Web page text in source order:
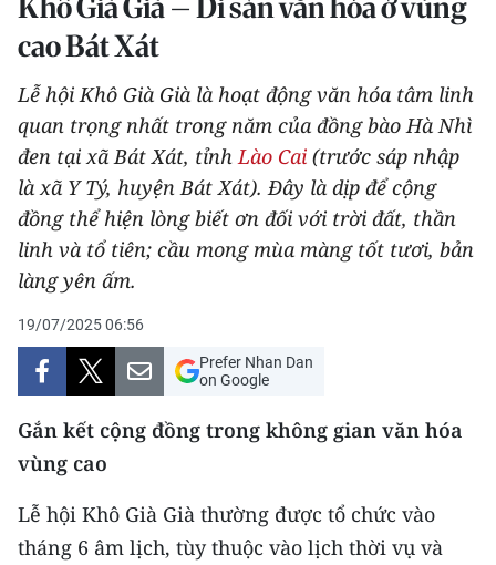
THỂ THAO
GIÁO DỤC
Y TẾ
KHOA HỌC - CÔNG NGHỆ
MÔI TRƯỜNG
BẠN ĐỌC
KIỂM CHỨNG THÔNG TIN
TRI THỨC CHUYÊN SÂU
54 DÂN TỘC VIỆT NAM
CHƯƠNG TRÌNH OCOP - MỖI XÃ
MỘT SẢN PHẨM
cao Bát Xát
Lễ hội Khô Già Già là hoạt động văn hóa tâm linh
quan trọng nhất trong năm của đồng bào Hà Nhì
đen tại xã Bát Xát, tỉnhLào Cai (trước sáp nhập
là xã Y Tý, huyện Bát Xát). Đây là dịp để cộng
đồng thể hiện lòng biết ơn đối với trời đất, thần
linh và tổ tiên; cầu mong mùa màng tốt tươi, bản
làng yên ấm.
19/07/2025 06:56
Prefer Nhan Dan
on Google
Gắn kết cộng đồng trong không gian văn hóa
vùng cao
Lễ hội Khô Già Già thường được tổ chức vào
tháng 6 âm lịch, tùy thuộc vào lịch thời vụ và